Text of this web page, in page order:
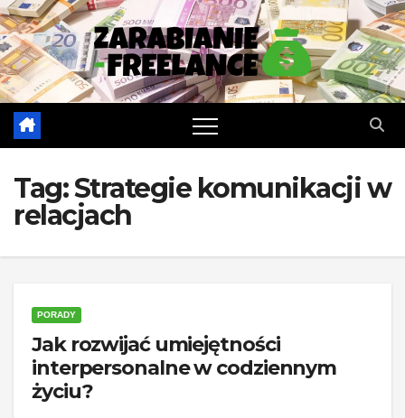
Skip
to
content
Tag:Strategie komunikacji w
relacjach
PORADY
Jak rozwijać umiejętności
interpersonalne w codziennym
życiu?